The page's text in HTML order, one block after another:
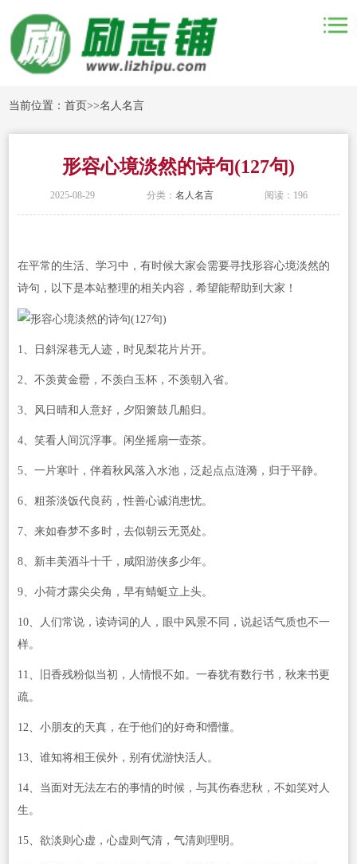
当前位置：首页>>名人名言
形容心境淡然的诗句(127句)
2025-08-29 分类： 名人名言 阅读：196
在平常的生活、学习中，有时候大家会需要寻找形容心境淡然的
诗句，以下是本站整理的相关内容，希望能帮助到大家！
1、日斜深巷无人迹，时见梨花片片开。
2、不羡黄金罍，不羡白玉杯，不羡朝入省。
3、风日晴和人意好，夕阳箫鼓几船归。
4、笑看人间沉浮事。闲坐摇扇一壶茶。
5、一片寒叶，伴着秋风落入水池，泛起点点涟漪，归于平静。
6、粗茶淡饭代良药，性善心诚消患忧。
7、来如春梦不多时，去似朝云无觅处。
8、新丰美酒斗十千，咸阳游侠多少年。
9、小荷才露尖尖角，早有蜻蜓立上头。
10、人们常说，读诗词的人，眼中风景不同，说起话气质也不一
样。
11、旧香残粉似当初，人情恨不如。一春犹有数行书，秋来书更
疏。
12、小朋友的天真，在于他们的好奇和懵懂。
13、谁知将相王侯外，别有优游快活人。
14、当面对无法左右的事情的时候，与其伤春悲秋，不如笑对人
生。
15、欲淡则心虚，心虚则气清，气清则理明。